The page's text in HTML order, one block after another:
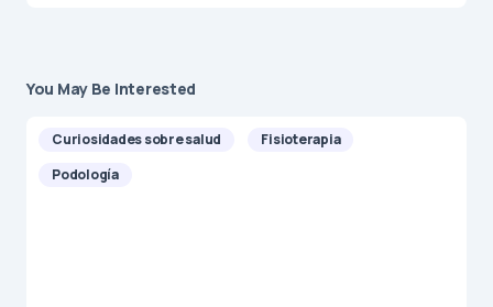
You May Be Interested
Curiosidades sobre salud
Fisioterapia
Podología